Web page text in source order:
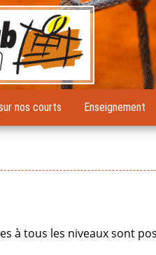
nos courts Enseignement
à tous les niveaux sont